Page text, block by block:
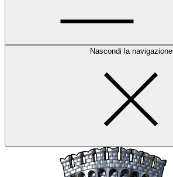
Nascondi la navigazione